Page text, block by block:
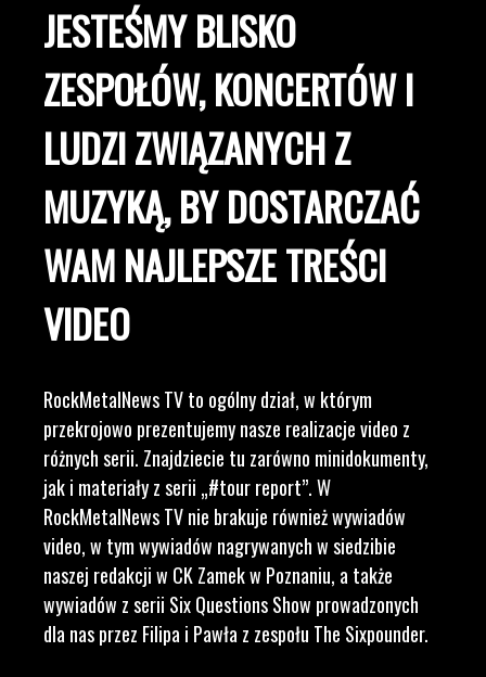
JESTEŚMY BLISKO
ZESPOŁÓW, KONCERTÓW I
LUDZI ZWIĄZANYCH Z
MUZYKĄ, BY DOSTARCZAĆ
WAM NAJLEPSZE TREŚCI
VIDEO
RockMetalNews TV to ogólny dział, w którym
przekrojowo prezentujemy nasze realizacje video z
różnych serii. Znajdziecie tu zarówno minidokumenty,
jak i materiały z serii „#tour report”. W
RockMetalNews TV nie brakuje również wywiadów
video, w tym wywiadów nagrywanych w siedzibie
naszej redakcji w CK Zamek w Poznaniu, a także
wywiadów z serii Six Questions Show prowadzonych
dla nas przez Filipa i Pawła z zespołu The Sixpounder.